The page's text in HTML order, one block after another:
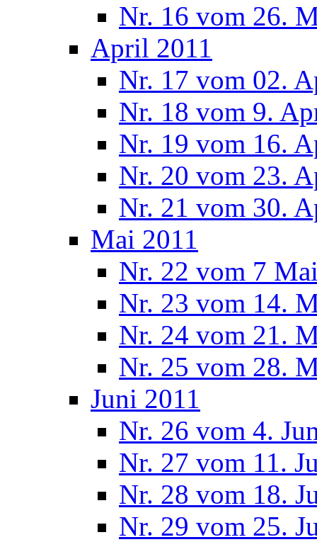
Nr. 16 vom 26.
April 2011
Nr. 17 vom 02.
Nr. 18 vom 9.
Nr. 19 vom 16.
Nr. 20 vom 23.
Nr. 21 vom 30.
Mai 2011
Nr. 22 vom 7
Nr. 23 vom 14.
Nr. 24 vom 21.
Nr. 25 vom 28.
Juni 2011
Nr. 26 vom 4.
Nr. 27 vom 11.
Nr. 28 vom 18.
Nr. 29 vom 25.